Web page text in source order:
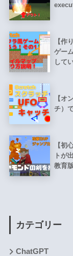
【作
ゲー
して
【オ
チ）
【初
トが
教育
カテゴリー
ChatGPT